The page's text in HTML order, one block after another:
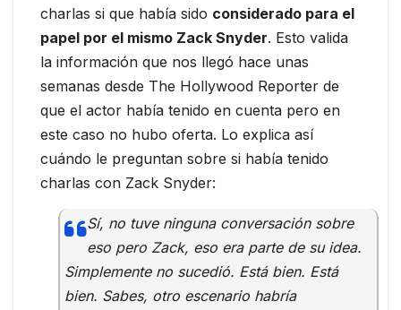
charlas si que había sido considerado para el
papel por el mismo Zack Snyder. Esto valida
la información que nos llegó hace unas
semanas desde The Hollywood Reporter de
que el actor había tenido en cuenta pero en
este caso no hubo oferta. Lo explica así
cuándo le preguntan sobre si había tenido
charlas con Zack Snyder:
Sí, no tuve ninguna conversación sobre
eso pero Zack, eso era parte de su idea.
Simplemente no sucedió. Está bien. Está
bien. Sabes, otro escenario habría